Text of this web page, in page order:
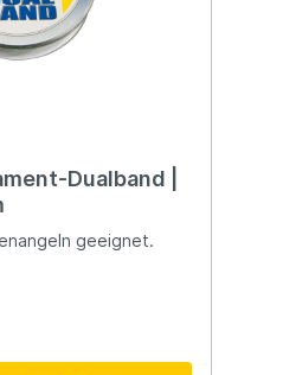
Dualband |
geeignet.